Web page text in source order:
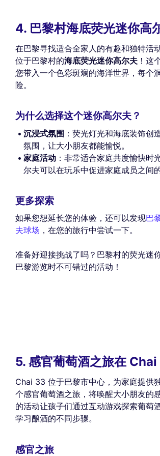
4. 巴黎村海底荧光迷你高
在巴黎寻找适合全家人的有趣和独特活
位于巴黎村的海底荧光迷你高尔夫 ！这
您带入一个色彩斑斓的海洋世界，每个
险。
为什么选择这个迷你高尔夫？
沉浸式氛围 ：荧光灯光和海底装饰创
氛围，让大小朋友都能愉悦。
家庭活动 ：非常适合家庭共度愉快时
尔夫可以在玩乐中促进家庭成员之间的
更多探索
如果您想延长您的体验，还可以发现巴
夫球场 ，在您的旅行中尝试一下。
准备好迎接挑战了吗？巴黎村的荧光迷
巴黎游览时不可错过的活动！
5. 感官葡萄酒之旅在
Chai 33 位于巴黎市中心，为家庭提供
个感官葡萄酒之旅，将唤醒大小朋友的
的活动让孩子们通过互动游戏探索葡萄
学习酿酒的不同步骤。
感官之旅